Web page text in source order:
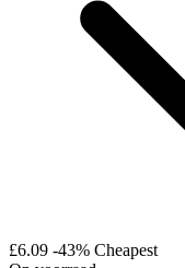
£6.09 -43% Cheapest